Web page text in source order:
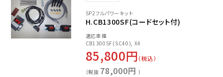
SP2フルパワーキット
H.CB1300SF(コードセット付)
適応車種
CB1300SF(SC40), X4
85,800円（税込）
（税抜 78,000円 ）